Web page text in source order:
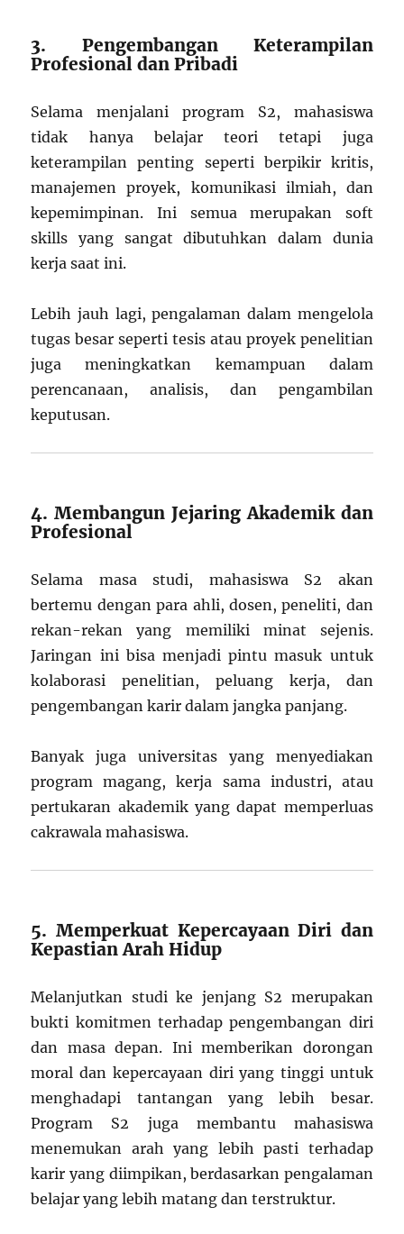
3. Pengembangan Keterampilan
Profesional dan Pribadi
Selama menjalani program S2, mahasiswa
tidak hanya belajar teori tetapi juga
keterampilan penting seperti berpikir kritis,
manajemen proyek, komunikasi ilmiah, dan
kepemimpinan. Ini semua merupakan soft
skills yang sangat dibutuhkan dalam dunia
kerja saat ini.
Lebih jauh lagi, pengalaman dalam mengelola
tugas besar seperti tesis atau proyek penelitian
juga meningkatkan kemampuan dalam
perencanaan, analisis, dan pengambilan
keputusan.
4. Membangun Jejaring Akademik dan
Profesional
Selama masa studi, mahasiswa S2 akan
bertemu dengan para ahli, dosen, peneliti, dan
rekan-rekan yang memiliki minat sejenis.
Jaringan ini bisa menjadi pintu masuk untuk
kolaborasi penelitian, peluang kerja, dan
pengembangan karir dalam jangka panjang.
Banyak juga universitas yang menyediakan
program magang, kerja sama industri, atau
pertukaran akademik yang dapat memperluas
cakrawala mahasiswa.
5. Memperkuat Kepercayaan Diri dan
Kepastian Arah Hidup
Melanjutkan studi ke jenjang S2 merupakan
bukti komitmen terhadap pengembangan diri
dan masa depan. Ini memberikan dorongan
moral dan kepercayaan diri yang tinggi untuk
menghadapi tantangan yang lebih besar.
Program S2 juga membantu mahasiswa
menemukan arah yang lebih pasti terhadap
karir yang diimpikan, berdasarkan pengalaman
belajar yang lebih matang dan terstruktur.